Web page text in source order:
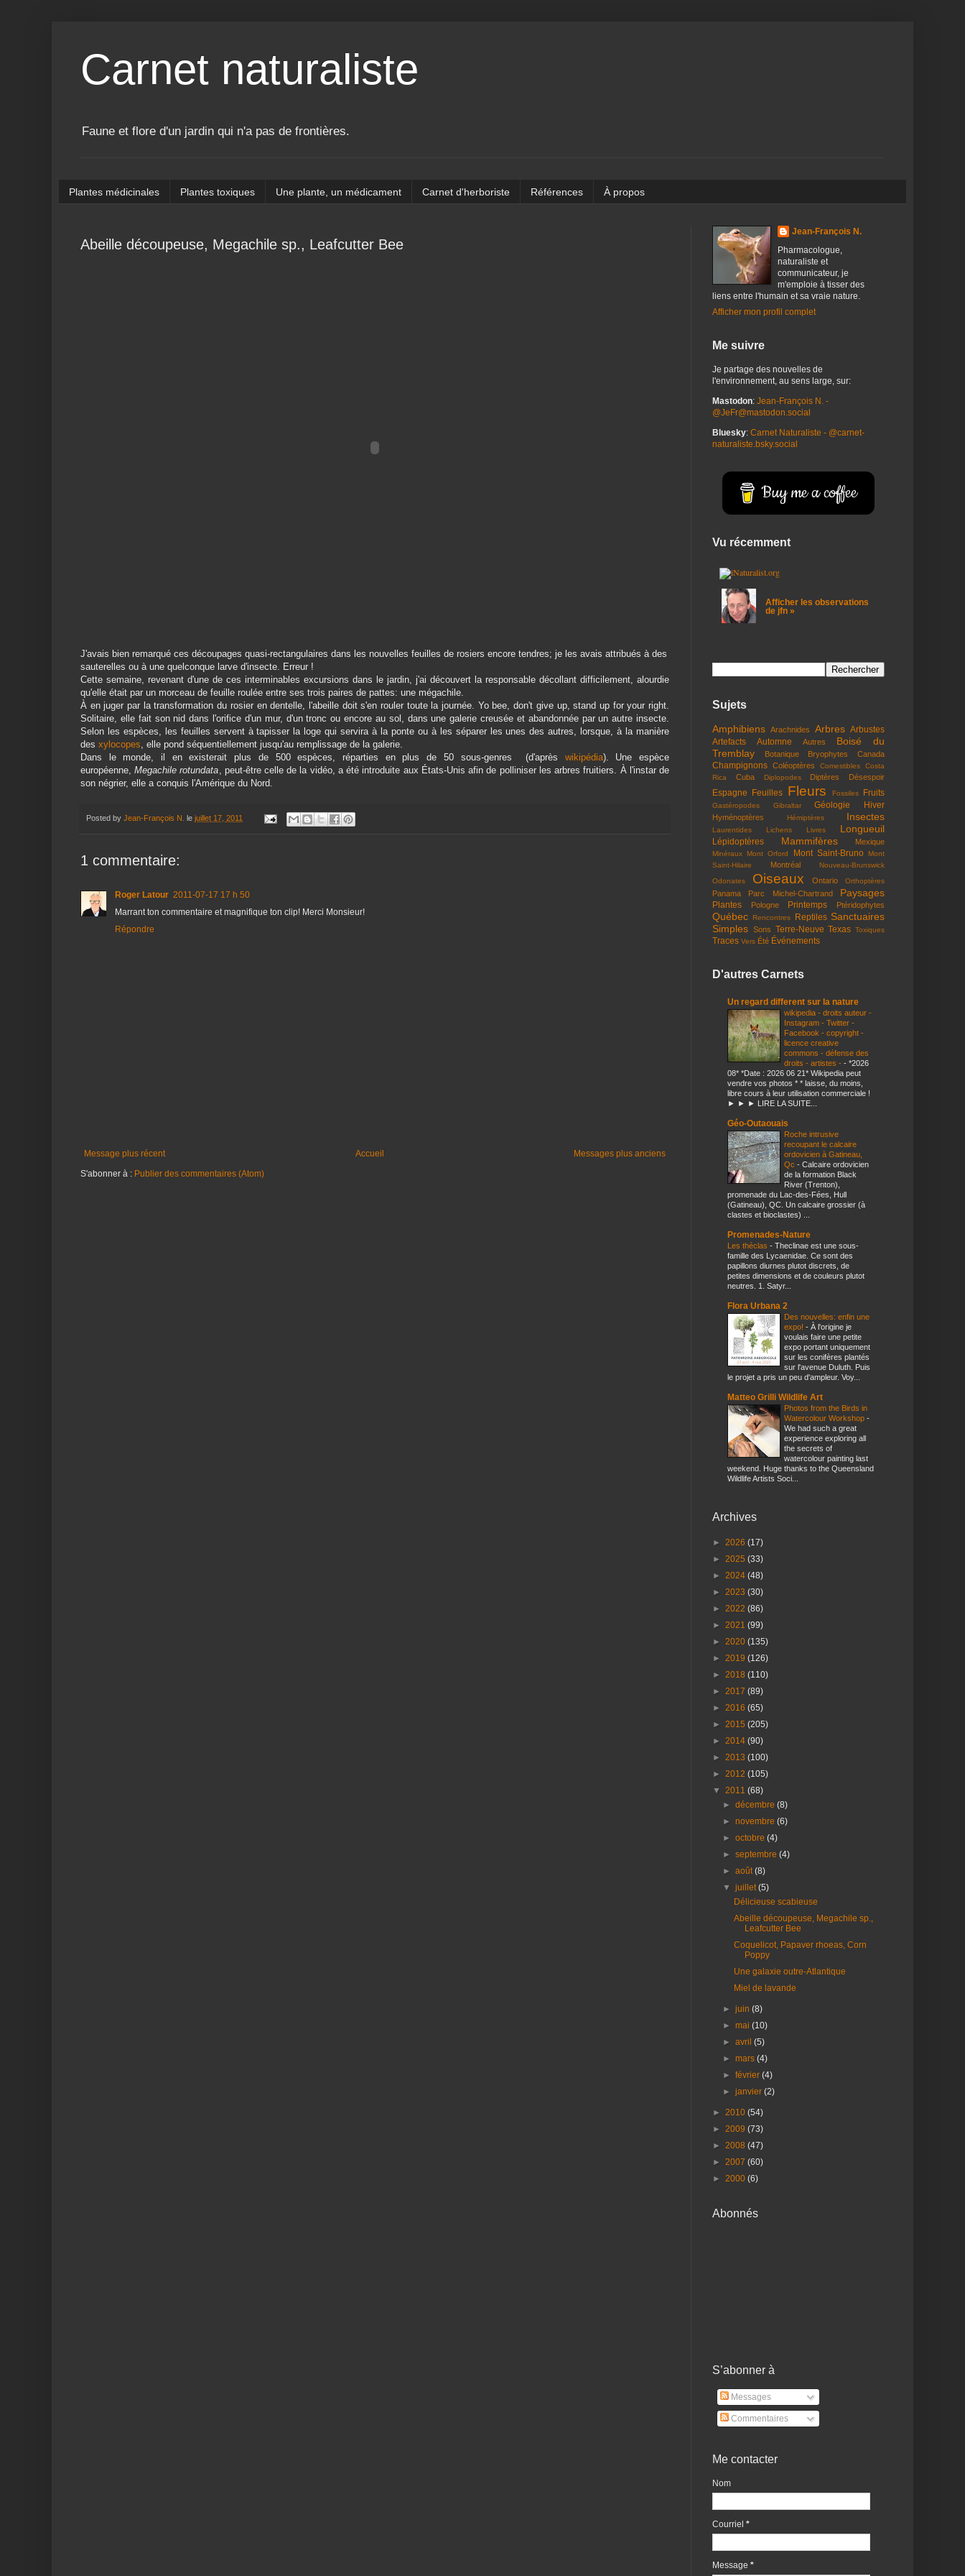
Carnet naturaliste
Faune et flore d'un jardin qui n'a pas de frontières.
Plantes médicinales Plantes toxiques Une plante, un médicament Carnet d'herboriste Références À propos
Abeille découpeuse, Megachile sp., Leafcutter Bee
J'avais bien remarqué ces découpages quasi-rectangulaires dans les nouvelles feuilles de rosiers encore tendres; je les avais attribués à des
sauterelles ou à une quelconque larve d'insecte. Erreur !
Cette semaine, revenant d'une de ces interminables excursions dans le jardin, j'ai découvert la responsable décollant difficilement, alourdie
qu'elle était par un morceau de feuille roulée entre ses trois paires de pattes: une mégachile.
À en juger par la transformation du rosier en dentelle, l'abeille doit s'en rouler toute la journée. Yo bee, don't give up, stand up for your right.
Solitaire, elle fait son nid dans l'orifice d'un mur, d'un tronc ou encore au sol, dans une galerie creusée et abandonnée par un autre insecte.
Selon les espèces, les feuilles servent à tapisser la loge qui servira à la ponte ou à les séparer les unes des autres, lorsque, à la manière
des xylocopes, elle pond séquentiellement jusqu'au remplissage de la galerie.
Dans le monde, il en existerait plus de 500 espèces, réparties en plus de 50 sous-genres (d'après wikipédia). Une espèce
européenne,Megachile rotundata, peut-être celle de la vidéo, a été introduite aux États-Unis afin de polliniser les arbres fruitiers. À l'instar de
son négrier, elle a conquis l'Amérique du Nord.
Posted by Jean-François N. le juillet 17, 2011
1 commentaire:
Roger Latour 2011-07-17 17 h 50
Marrant ton commentaire et magnifique ton clip! Merci Monsieur!
Répondre
Message plus récent Messages plus anciens
Accueil
S'abonner à : Publier des commentaires (Atom)
Jean-François N.
Pharmacologue,
naturaliste et
communicateur, je
m'emploie à tisser des
liens entre l'humain et sa vraie nature.
Afficher mon profil complet
Me suivre
Je partage des nouvelles de
l'environnement, au sens large, sur:
Mastodon: Jean-François N. -
@JeFr@mastodon.social
Bluesky: Carnet Naturaliste - @carnet-
naturaliste.bsky.social
Buy me a coffee
Vu récemment
Afficher les observations
de jfn »
Sujets
Amphibiens Arachnides Arbres Arbustes
Artefacts
Automne Autres
Boisé du
Tremblay
Botanique Bryophytes Canada
Champignons Coléoptères Comestibles
Costa
Rica
Cuba Diplopodes Diptères Désespoir
Espagne Feuilles Fleurs Fossiles Fruits
Gastéropodes Gibraltar Géologie Hiver
Hyménoptères Hémiptères Insectes
Laurentides Lichens Livres Longueuil
Lépidoptères Mammifères Mexique
Minéraux Mont Orford Mont Saint-Bruno
Mont
Saint-Hilaire
Montréal
Nouveau-Brunswick
Odonates
Oiseaux Ontario Orthoptères
Panama Parc Michel-Chartrand Paysages
Plantes Pologne Printemps Ptéridophytes
Québec Rencontres Reptiles Sanctuaires
Simples Sons Terre-Neuve Texas Toxiques
Traces Vers Été Événements
D'autres Carnets
Un regard different sur la nature
wikipedia - droits auteur -
Instagram - Twitter -
Facebook - copyright -
licence creative
commons - défense des
droits - artistes - - *2026
08* *Date : 2026 06 21* Wikipedia peut
vendre vos photos * * laisse, du moins,
libre cours à leur utilisation commerciale !
► ► ► LIRE LA SUITE...
Géo-Outaouais
Roche intrusive
recoupant le calcaire
ordovicien à Gatineau,
Qc - Calcaire ordovicien
de la formation Black
River (Trenton),
promenade du Lac-des-Fées, Hull
(Gatineau), QC. Un calcaire grossier (à
clastes et bioclastes) ...
Promenades-Nature
Les théclas - Theclinae est une sous-
famille des Lycaenidae. Ce sont des
papillons diurnes plutot discrets, de
petites dimensions et de couleurs plutot
neutres. 1. Satyr...
Flora Urbana 2
Des nouvelles: enfin une
expo! - À l'origine je
voulais faire une petite
expo portant uniquement
sur les conifères plantés
sur l'avenue Duluth. Puis
le projet a pris un peu d'ampleur. Voy...
Matteo Grilli Wildlife Art
Photos from the Birds in
Watercolour Workshop -
We had such a great
experience exploring all
the secrets of
watercolour painting last
weekend. Huge thanks to the Queensland
Wildlife Artists Soci...
Archives
► 2026 (17)
► 2025 (33)
► 2024 (48)
► 2023 (30)
► 2022 (86)
► 2021 (99)
► 2020 (135)
► 2019 (126)
► 2018 (110)
► 2017 (89)
► 2016 (65)
► 2015 (205)
► 2014 (90)
► 2013 (100)
► 2012 (105)
▼ 2011 (68)
►décembre(8)
►novembre(6)
►octobre(4)
►septembre(4)
►août(8)
▼juillet(5)
Délicieuse scabieuse
Abeille découpeuse, Megachile sp.,
Leafcutter Bee
Coquelicot, Papaver rhoeas, Corn
Poppy
Une galaxie outre-Atlantique
Miel de lavande
►juin(8)
►mai(10)
►avril(5)
►mars(4)
►février(4)
►janvier(2)
► 2010 (54)
► 2009 (73)
► 2008 (47)
► 2007 (60)
► 2000 (6)
Abonnés
S’abonner à
Messages
Commentaires
Me contacter
Nom
Courriel *
Message *